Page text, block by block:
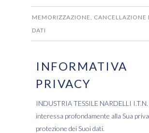
MEMORIZZAZIONE, CANCELLAZIONE
DATI
INFORMATIVA
PRIVACY
INDUSTRIA TESSILE NARDELLI I.T.N.
interessa profondamente alla Sua
protezione dei Suoi dati.